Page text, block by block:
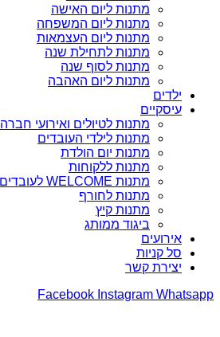
מתנות ליום האישה
מתנות ליום המשפחה
מתנות ליום העצמאות
מתנות לתחילת שנה
מתנות לסוף שנה
מתנות ליום האהבה
ילדים
עיסקיים
מתנות לטיולים ואירועי חברה
מתנות לילדי העובדים
מתנות יום הולדת
מתנות ללקוחות
מתנות WELCOME לעובדים
מתנות לחורף
מתנות קיץ
ביגוד ממותג
אירועים
סל קניות
יצירת קשר
Facebook Instagram Whatsapp